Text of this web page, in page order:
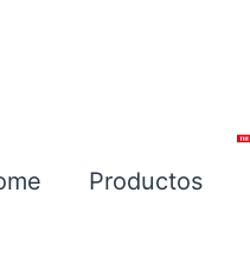
Productos